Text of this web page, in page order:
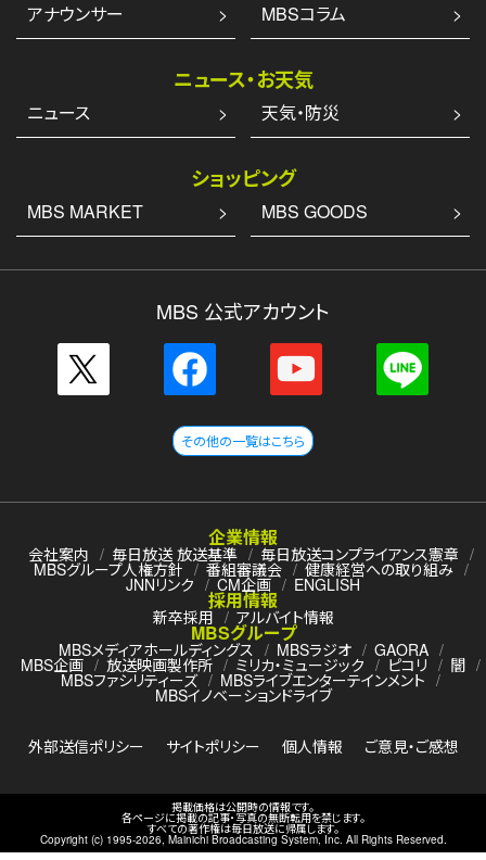
アナウンサー MBSコラム
ニュース・お天気
ニュース 天気・防災
ショッピング
MBS MARKET MBS GOODS
MBS 公式アカウント
その他の一覧はこちら
企業情報
会社案内 毎日放送 放送基準 毎日放送コンプライアンス憲章
MBSグループ人権方針 番組審議会 健康経営への取り組み
JNNリンク CM企画 ENGLISH
採用情報
新卒採用 アルバイト情報
MBSグループ
MBSメディアホールディングス MBSラジオ GAORA
MBS企画 放送映画製作所 ミリカ・ミュージック ピコリ 闇
MBSファシリティーズ MBSライブエンターテインメント
MBSイノベーションドライブ
外部送信ポリシー サイトポリシー 個人情報 ご意見・ご感想
掲載価格は公開時の情報です。
各ページに掲載の記事・写真の無断転用を禁じます。
すべての著作権は毎日放送に帰属します。
Copyright (c) 1995-2026, Mainichi Broadcasting System, Inc. All Rights Reserved.